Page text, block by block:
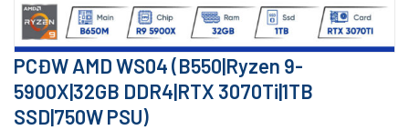
PCĐW AMD WS04 (B550|Ryzen 9-
5900X|32GB DDR4|RTX 3070Ti|1TB
SSD|750W PSU)